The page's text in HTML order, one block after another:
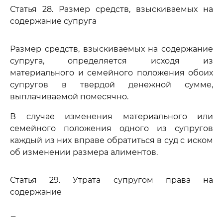
Статья 28. Размер средств, взыскиваемых на
содержание супруга
Размер средств, взыскиваемых на содержание
супруга, определяется исходя из
материального и семейного положения обоих
супругов в твердой денежной сумме,
выплачиваемой помесячно.
В случае изменения материального или
семейного положения одного из супругов
каждый из них вправе обратиться в суд с иском
об изменении размера алиментов.
Статья 29. Утрата супругом права на
содержание